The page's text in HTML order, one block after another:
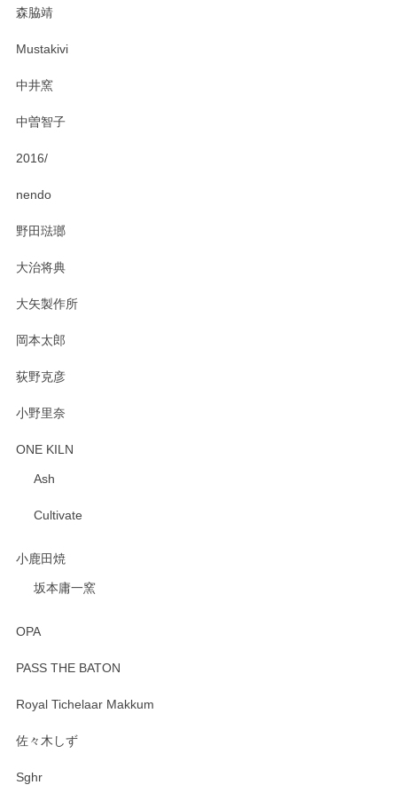
森脇靖
Mustakivi
中井窯
中曽智子
2016/
nendo
野田琺瑯
大治将典
大矢製作所
岡本太郎
荻野克彦
小野里奈
ONE KILN
Ash
Cultivate
小鹿田焼
坂本庸一窯
OPA
PASS THE BATON
Royal Tichelaar Makkum
佐々木しず
Sghr